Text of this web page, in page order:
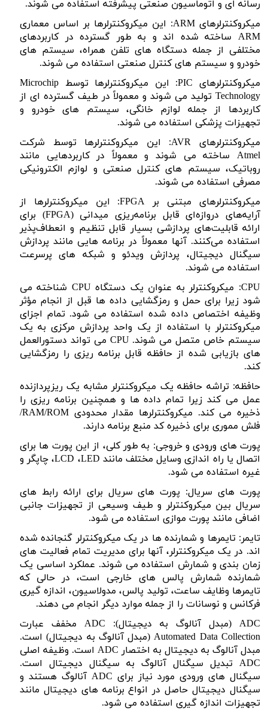
رسانه ای و اتوماسیون صنعتی پیشرفته استفاده می شوند.
میکروکنترلرهای ARM: این میکروکنترلرها بر اساس معماری
ARM ساخته شده اند و به طور گسترده در کاربردهای
مختلفی از جمله دستگاه های تلفن همراه، سیستم های
خودرو و سیستم های کنترل صنعتی استفاده می شوند.
میکروکنترلرهای PIC: این میکروکنترلرها توسط Microchip
Technology تولید می شوند و معمولاً در طیف گسترده ای از
کاربردها از جمله لوازم خانگی، سیستم های خودرو و
تجهیزات پزشکی استفاده می شوند.
میکروکنترلرهای AVR: این میکروکنترلرها توسط شرکت
Atmel ساخته می شوند و معمولاً در کاربردهایی مانند
روباتیک، سیستم های کنترل صنعتی و لوازم الکترونیکی
مصرفی استفاده می شوند.
میکروکنترلرهای مبتنی بر FPGA: این میکروکنترلرها از
آرایه‌های دروازه‌ای قابل برنامه‌ریزی میدانی (FPGA) برای
ارائه قابلیت‌های پردازشی بسیار قابل تنظیم و انعطاف‌پذیر
استفاده می‌کنند. آنها معمولاً در برنامه هایی مانند پردازش
سیگنال دیجیتال، پردازش ویدئو و شبکه های پرسرعت
استفاده می شوند.
CPU: میکروکنترلر به عنوان یک دستگاه CPU شناخته می
شود زیرا برای حمل و رمزگشایی داده ها قبل از انجام مؤثر
وظیفه اختصاص داده شده استفاده می شود. تمام اجزای
میکروکنترلر با استفاده از یک واحد پردازش مرکزی به یک
سیستم خاص متصل می شوند.CPU می تواند دستورالعمل
های بازیابی شده از حافظه قابل برنامه ریزی را رمزگشایی
کند.
حافظه: تراشه حافظه یک میکروکنترلر مشابه یک ریزپردازنده
عمل می کند زیرا تمام داده ها و همچنین برنامه ریزی را
ذخیره می کند. میکروکنترلرها مقدار محدودی RAM/ROM
/
فلش مموری برای ذخیره کد منبع برنامه دارند.
پورت های ورودی و خروجی: به طور کلی، از این پورت ها برای
اتصال یا راه اندازی وسایل مختلف مانند LED، LCD، چاپگر و
غیره استفاده می شود.
پورت های سریال: پورت های سریال برای ارائه رابط های
سریال بین میکروکنترلر و طیف وسیعی از تجهیزات جانبی
اضافی مانند پورت موازی استفاده می شود.
تایمر: تایمرها و شمارنده ها در یک میکروکنترلر گنجانده شده
اند. در یک میکروکنترلر، آنها برای مدیریت تمام فعالیت های
زمان بندی و شمارش استفاده می شوند. عملکرد اساسی یک
شمارنده شمارش پالس های خارجی است، در حالی که
تایمرها وظایف ساعت، تولید پالس، مدولاسیون، اندازه گیری
فرکانس و نوسانات را از جمله موارد دیگر انجام می دهند.
ADC (مبدل آنالوگ به دیجیتال): ADC مخفف عبارت
Automated Data Collection(مبدل آنالوگ به دیجیتال) است.
مبدل آنالوگ به دیجیتال به اختصار ADC است. وظیفه اصلی
ADC تبدیل سیگنال آنالوگ به سیگنال دیجیتال است.
سیگنال های ورودی مورد نیاز برای ADC آنالوگ هستند و
سیگنال دیجیتال حاصل در انواع برنامه های دیجیتال مانند
تجهیزات اندازه گیری استفاده می شود.